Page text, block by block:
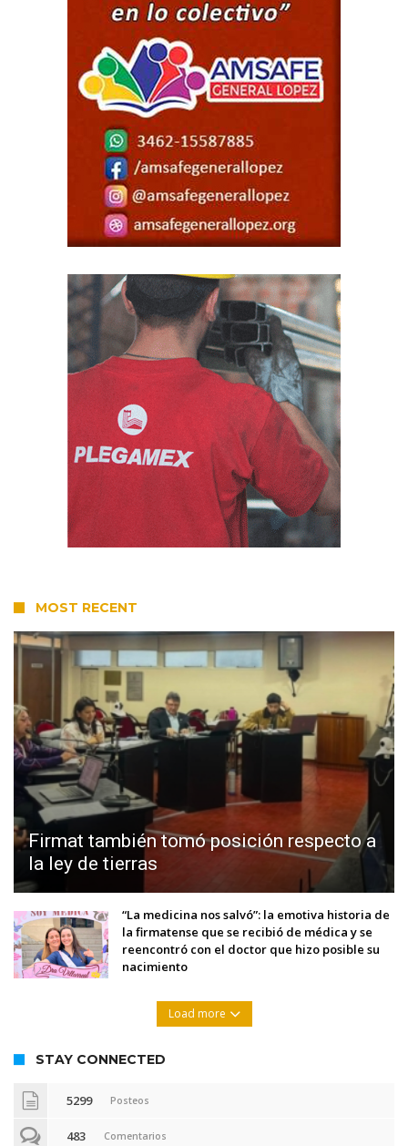
MOST RECENT
Firmat también tomó posición respecto a
la ley de tierras
“La medicina nos salvó”: la emotiva historia de
la firmatense que se recibió de médica y se
reencontró con el doctor que hizo posible su
nacimiento
Load more
STAY CONNECTED
5299 Posteos
483 Comentarios